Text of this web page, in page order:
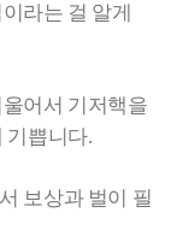
라는 걸 알게
어서 기저핵을
기쁩니다.
보상과 벌이 필